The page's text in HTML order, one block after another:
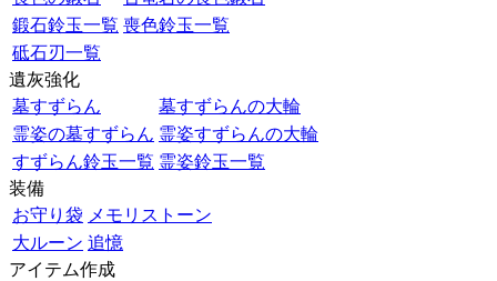
鍛石鈴玉一覧 喪色鈴玉一覧
砥石刃一覧
遺灰強化
墓すずらん
墓すずらんの大輪
霊姿の墓すずらん 霊姿すずらんの大輪
すずらん鈴玉一覧 霊姿鈴玉一覧
装備
お守り袋 メモリストーン
大ルーン 追憶
アイテム作成